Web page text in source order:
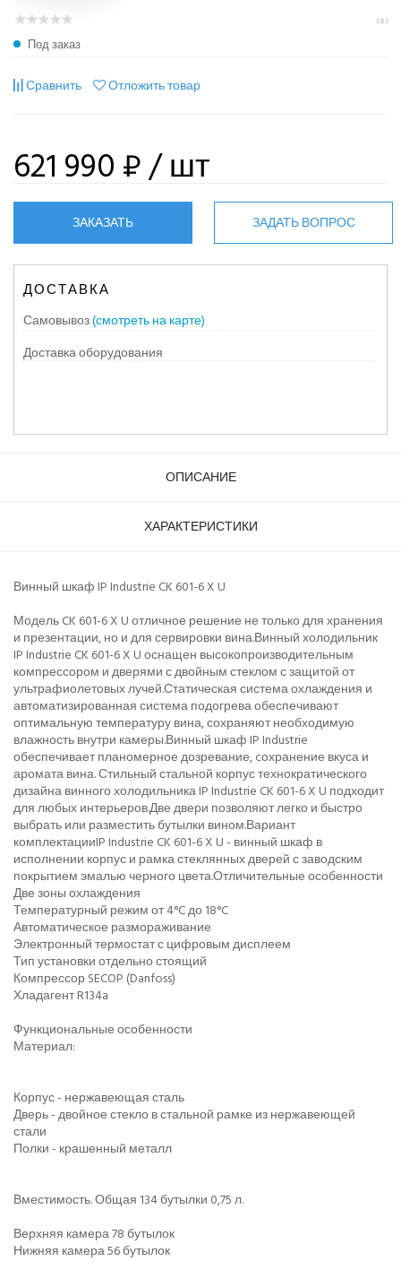
( 0 )
Под заказ
Сравнить Отложить товар
621 990 ₽/ шт
ЗАКАЗАТЬ ЗАДАТЬ ВОПРОС
ДОСТАВКА
Самовывоз(смотреть на карте)
Доставка оборудования
ОПИСАНИЕ
ХАРАКТЕРИСТИКИ
Винный шкаф IP Industrie CK 601-6 X U
Модель CK 601-6 X U отличное решение не только для хранения
и презентации, но и для сервировки вина.Винный холодильник
IP Industrie CK 601-6 X U оснащен высокопроизводительным
компрессором и дверями с двойным стеклом с защитой от
ультрафиолетовых лучей.Статическая система охлаждения и
автоматизированная система подогрева обеспечивают
оптимальную температуру вина, сохраняют необходимую
влажность внутри камеры.Винный шкаф IP Industrie
обеспечивает планомерное дозревание, cохранение вкуса и
аромата вина. Стильный стальной корпус технократического
дизайна винного холодильника IP Industrie CK 601-6 X U подходит
для любых интерьеров.Две двери позволяют легко и быстро
выбрать или разместить бутылки вином.Вариант
комплектацииIP Industrie CK 601-6 X U - винный шкаф в
исполнении корпус и рамка стеклянных дверей с заводским
покрытием эмалью черного цвета.Отличительные особенности
Две зоны охлаждения
Температурный режим от 4°C до 18°C
Автоматическое размораживание
Электронный термостат с цифровым дисплеем
Тип установки отдельно стоящий
Компрессор SECOP (Danfoss)
Хладагент R134a
Функциональные особенности
Материал:
Корпус - нержавеющая сталь
Дверь - двойное стекло в стальной рамке из нержавеющей
стали
Полки - крашенный металл
Вместимость. Общая 134 бутылки 0,75 л.
Верхняя камера 78 бутылок
Нижняя камера 56 бутылок